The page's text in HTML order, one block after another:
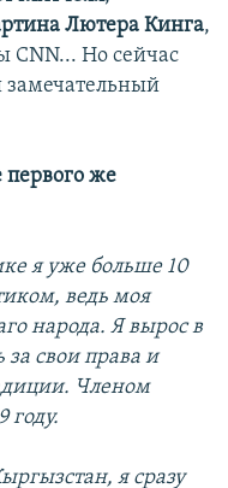
Лютера Кинга,
CNN... Но сейчас
замечательный
первого же
я уже больше 10
ведь моя
народа. Я вырос в
за свои права и
Членом
году.
я сразу